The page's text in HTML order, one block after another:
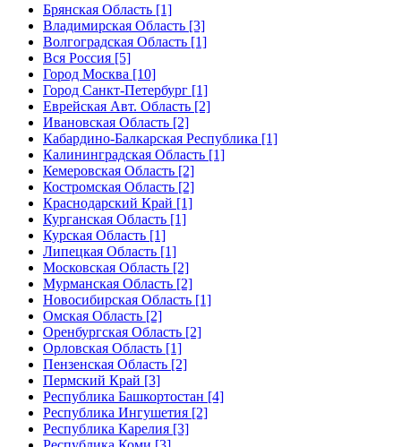
Брянская Область [1]
Владимирская Область [3]
Волгоградская Область [1]
Вся Россия [5]
Город Москва [10]
Город Санкт-Петербург [1]
Еврейская Авт. Область [2]
Ивановская Область [2]
Кабардино-Балкарская Республика [1]
Калининградская Область [1]
Кемеровская Область [2]
Костромская Область [2]
Краснодарский Край [1]
Курганская Область [1]
Курская Область [1]
Липецкая Область [1]
Московская Область [2]
Мурманская Область [2]
Новосибирская Область [1]
Омская Область [2]
Оренбургская Область [2]
Орловская Область [1]
Пензенская Область [2]
Пермский Край [3]
Республика Башкортостан [4]
Республика Ингушетия [2]
Республика Карелия [3]